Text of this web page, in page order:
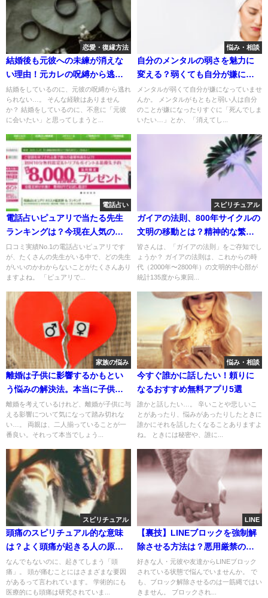
恋愛・復縁方法
結婚後も元彼への未練が消えな
い理由！元カレの呪縛から逃れ
る方法
結婚をしているのに、元彼の呪縛から逃れ
られない…。 そんな経験はありません
か？ 結婚をしているのに、不意に「元彼
に会いたい」と思ってしまうと...
悩み・相談
自分のメンタルの弱さを魅力に
変える？弱くても自分が嫌にな
らない方法
メンタルが弱くて自分が嫌になっていませ
んか。 メンタルがもともと弱い人は自分
のことが嫌になったりすぐに「死んでしま
いたい…」とか、「消えてし...
電話占い
電話占いピュアリで当たる先生
ランキングは？今現在人気の先
生は誰？
口コミ実績No.1の電話占いピュアリです
が、たくさんの先生がいる中で、どの先生
がいいのかわからないことがたくさんあり
ますよね。 「ピュアリで...
スピリチュアル
ガイアの法則、800年サイクルの
文明の移動とは？精神的な繁栄
を目指そうってこと。
皆さんは、「ガイアの法則」をご存知でし
ょうか？ ガイアの法則は、これからの時
代（2000年〜2800年）の文明的中心部が
統計135度から東回...
家族の悩み
離婚は子供に影響するかもとい
う悩みの解決法。本当に子供に
影響する？
離婚を考えているけれど、離婚が子供に与
える影響について気になって踏み切れな
い…。 両親は、二人揃っていることが一
番良い。それって本当でしょう...
悩み・相談
今すぐ誰かに話したい！頼りに
なるおすすめ無料アプリ5選
誰かと話したい…。 辛いことや悲しいこ
とがあったり、悩みがあったりしたときに
誰かにそれを話したくなることありますよ
ね。 ときには秘密や、誰に...
スピリチュアル
頭痛のスピリチュアル的な意味
は？よく頭痛が起きる人の原因
とメッセージ
なんでもないのに、起きてしまう「頭
痛」。 頭が痛むことにはさまざまな要因
があるって言われています。 学術的にも
医療的にも頭痛は研究されていま...
LINE
【裏技】LINEブロックを強制解
除させる方法は？悪用厳禁の裏
ワザを解説
好きな人・元彼や友達からLINEブロック
されている状態で悩んでいませんか。 で
も、ブロック解除させるのは一筋縄ではい
きません。 ブロックされ...